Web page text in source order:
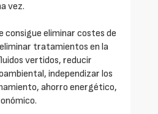
vez.
consigue eliminar costes de
tratamientos en la
vertidos, reducir
independizar los
ahorro energético,